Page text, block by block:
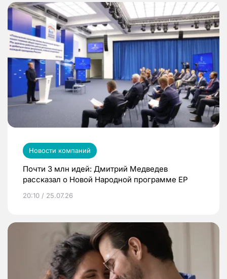
Новости компаний
Почти 3 млн идей: Дмитрий Медведев
рассказал о Новой Народной программе ЕР
20:10 / 25.07.26